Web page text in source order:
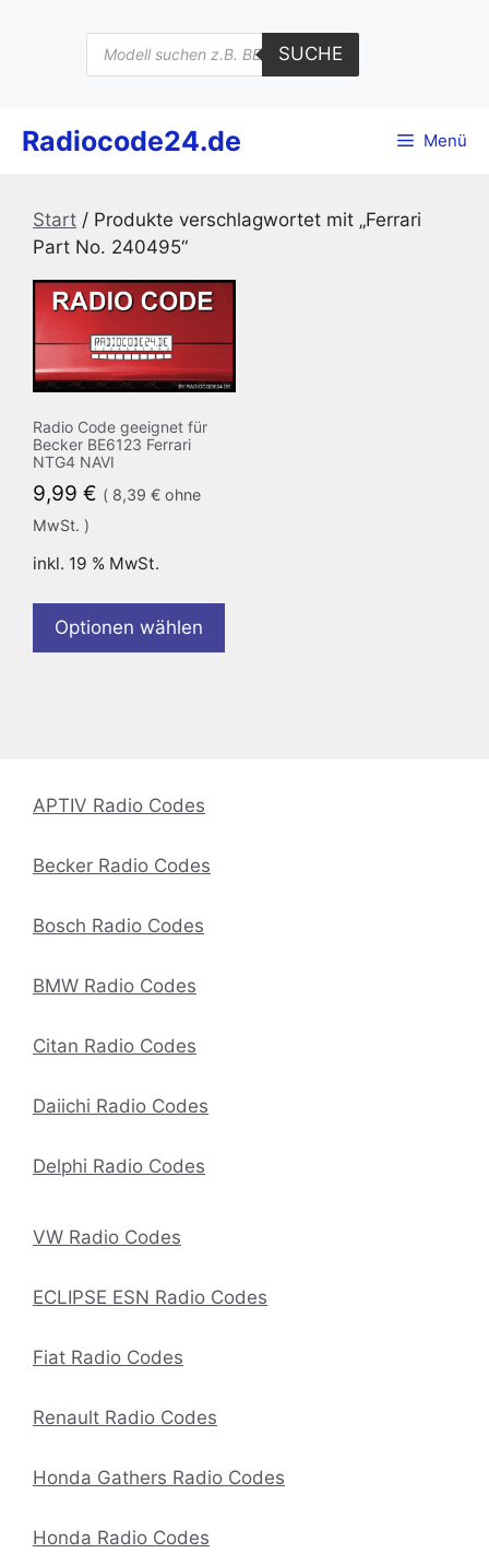
Products
search
SUCHE
Radiocode24.de Menü
Start / Produkte verschlagwortet mit „Ferrari
Part No. 240495“
Radio Code geeignet für
Becker BE6123 Ferrari
NTG4 NAVI
9,99 € ( 8,39 € ohne
MwSt. )
inkl. 19 % MwSt.
Optionen wählen
APTIV Radio Codes
Becker Radio Codes
Bosch Radio Codes
BMW Radio Codes
Citan Radio Codes
Daiichi Radio Codes
Delphi Radio Codes
VW Radio Codes
ECLIPSE ESN Radio Codes
Fiat Radio Codes
Renault Radio Codes
Honda Gathers Radio Codes
Honda Radio Codes